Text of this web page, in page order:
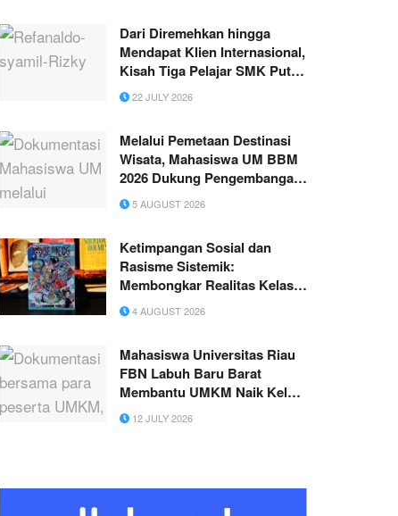
Dari Diremehkan hingga
Mendapat Klien Internasional,
Kisah Tiga Pelajar SMK Putra
Meranti Merbau Membangun
yAmzsky.studio
22 JULY 2026
Melalui Pemetaan Destinasi
Wisata, Mahasiswa UM BBM
2026 Dukung Pengembangan
Pariwisata Desa
Sumberdodol
5 AUGUST 2026
Ketimpangan Sosial dan
Rasisme Sistemik:
Membongkar Realitas Kelas
dalam One Piece
4 AUGUST 2026
Mahasiswa Universitas Riau
FBN Labuh Baru Barat
Membantu UMKM Naik Kelas
Melalui Edukasi NIB dan KUR
12 JULY 2026